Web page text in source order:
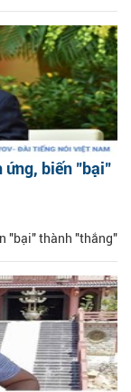
ứng, biến "bại"
"bại" thành "thắng"